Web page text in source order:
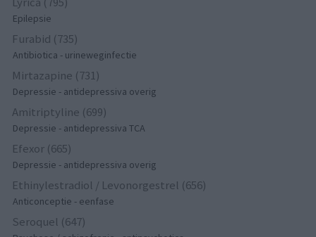
Epilepsie
Furabid (735)
Antibiotica - urineweginfectie
Mirtazapine (731)
Depressie - antidepressiva overig
Amitriptyline (699)
Depressie - antidepressiva TCA
Efexor (665)
Depressie - antidepressiva overig
Ethinylestradiol / Levonorgestrel (656)
Anticonceptie - eenfase
Seroquel (647)